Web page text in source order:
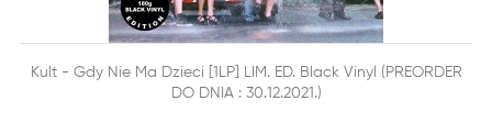
DODAJ DO KOSZYKA SZYBKI PODGLĄD
Kult - Gdy Nie Ma Dzieci [1LP] LIM. ED. Black Vinyl (PREORDER
DO DNIA : 30.12.2021.)